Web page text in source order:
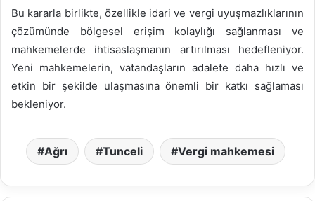
Bu kararla birlikte, özellikle idari ve vergi uyuşmazlıklarının
çözümünde bölgesel erişim kolaylığı sağlanması ve
mahkemelerde ihtisaslaşmanın artırılması hedefleniyor.
Yeni mahkemelerin, vatandaşların adalete daha hızlı ve
etkin bir şekilde ulaşmasına önemli bir katkı sağlaması
bekleniyor.
Ağrı Tunceli Vergi mahkemesi